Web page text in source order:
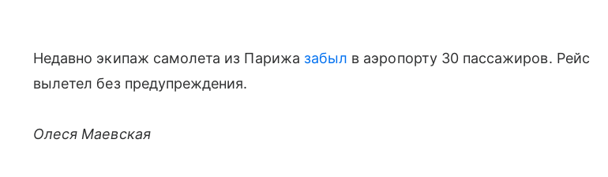
Недавно экипаж самолета из Парижа забыл в аэропорту 30 пассажиров. Рейс
вылетел без предупреждения.
Олеся Маевская